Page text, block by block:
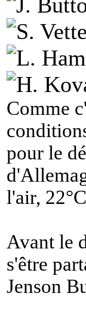
Comme
pour le
l'air,
Avant le
s'être
Jenson